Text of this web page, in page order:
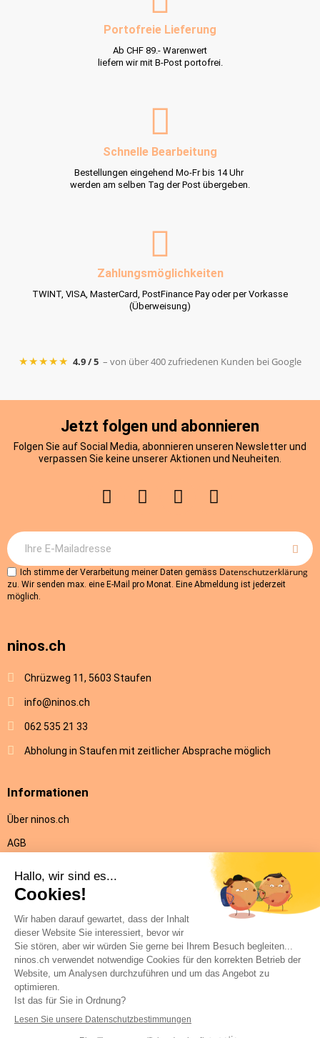
Portofreie Lieferung
Ab CHF 89.- Warenwert
liefern wir mit B-Post portofrei.
Schnelle Bearbeitung
Bestellungen eingehend Mo-Fr bis 14 Uhr
werden am selben Tag der Post übergeben.
Zahlungsmöglichkeiten
TWINT, VISA, MasterCard, PostFinance Pay oder per Vorkasse
(Überweisung)
★★★★★ 4.9 / 5 – von über 400 zufriedenen Kunden bei Google
Jetzt folgen und abonnieren
Folgen Sie auf Social Media, abonnieren unseren Newsletter und
verpassen Sie keine unserer Aktionen und Neuheiten.
Ich stimme der Verarbeitung meiner Daten gemäss Datenschutzerklärung
zu. Wir senden max. eine E-Mail pro Monat. Eine Abmeldung ist jederzeit
möglich.
ninos.ch
Chrüzweg 11, 5603 Staufen
info@ninos.ch
062 535 21 33
Abholung in Staufen mit zeitlicher Absprache möglich
Informationen
Über ninos.ch
AGB
Rückgabe
Datenschutz
Impressum
Hilfe
Kontakt